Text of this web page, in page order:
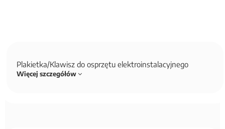
Plakietka/Klawisz do osprzętu elektroinstalacyjnego
Więcej szczegółów